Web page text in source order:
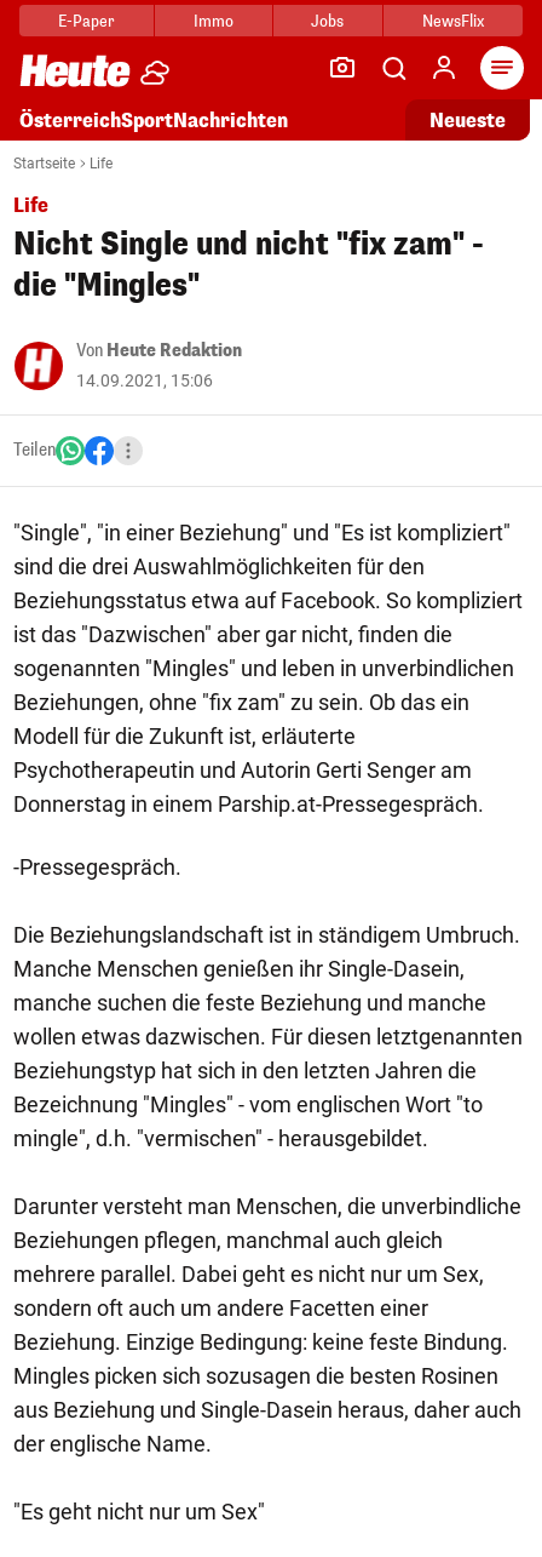
E-Paper Immo Jobs NewsFlix
ÖsterreichSportNachrichten Neueste
Startseite Life
Life
Nicht Single und nicht "fix zam" -
die "Mingles"
Von Heute Redaktion
14.09.2021, 15:06
Teilen
"Single", "in einer Beziehung" und "Es ist kompliziert"
sind die drei Auswahlmöglichkeiten für den
Beziehungsstatus etwa auf Facebook. So kompliziert
ist das "Dazwischen" aber gar nicht, finden die
sogenannten "Mingles" und leben in unverbindlichen
Beziehungen, ohne "fix zam" zu sein. Ob das ein
Modell für die Zukunft ist, erläuterte
Psychotherapeutin und Autorin Gerti Senger am
Donnerstag in einem Parship.at-Pressegespräch.
-Pressegespräch.
Die Beziehungslandschaft ist in ständigem Umbruch.
Manche Menschen genießen ihr Single-Dasein,
manche suchen die feste Beziehung und manche
wollen etwas dazwischen. Für diesen letztgenannten
Beziehungstyp hat sich in den letzten Jahren die
Bezeichnung "Mingles" - vom englischen Wort "to
mingle", d.h. "vermischen" - herausgebildet.
Darunter versteht man Menschen, die unverbindliche
Beziehungen pflegen, manchmal auch gleich
mehrere parallel. Dabei geht es nicht nur um Sex,
sondern oft auch um andere Facetten einer
Beziehung. Einzige Bedingung: keine feste Bindung.
Mingles picken sich sozusagen die besten Rosinen
aus Beziehung und Single-Dasein heraus, daher auch
der englische Name.
"Es geht nicht nur um Sex"